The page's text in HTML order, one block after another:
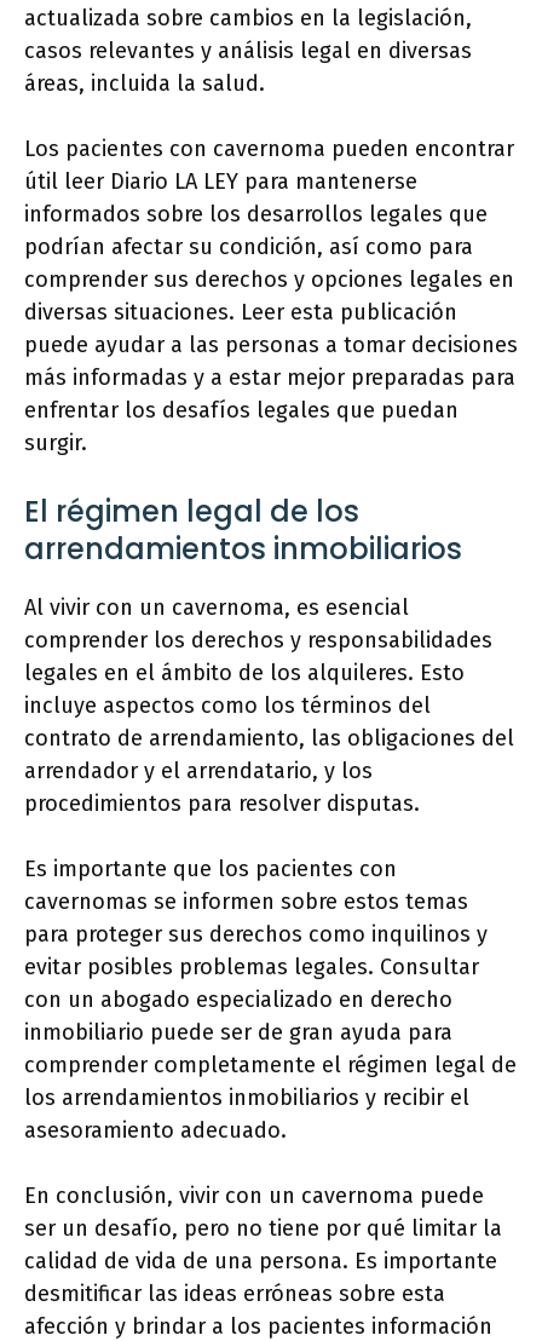
actualizada sobre cambios en la legislación,
casos relevantes y análisis legal en diversas
áreas, incluida la salud.
Los pacientes con cavernoma pueden encontrar
útil leer Diario LA LEY para mantenerse
informados sobre los desarrollos legales que
podrían afectar su condición, así como para
comprender sus derechos y opciones legales en
diversas situaciones. Leer esta publicación
puede ayudar a las personas a tomar decisiones
más informadas y a estar mejor preparadas para
enfrentar los desafíos legales que puedan
surgir.
El régimen legal de los
arrendamientos inmobiliarios
Al vivir con un cavernoma, es esencial
comprender los derechos y responsabilidades
legales en el ámbito de los alquileres. Esto
incluye aspectos como los términos del
contrato de arrendamiento, las obligaciones del
arrendador y el arrendatario, y los
procedimientos para resolver disputas.
Es importante que los pacientes con
cavernomas se informen sobre estos temas
para proteger sus derechos como inquilinos y
evitar posibles problemas legales. Consultar
con un abogado especializado en derecho
inmobiliario puede ser de gran ayuda para
comprender completamente el régimen legal de
los arrendamientos inmobiliarios y recibir el
asesoramiento adecuado.
En conclusión, vivir con un cavernoma puede
ser un desafío, pero no tiene por qué limitar la
calidad de vida de una persona. Es importante
desmitificar las ideas erróneas sobre esta
afección y brindar a los pacientes información